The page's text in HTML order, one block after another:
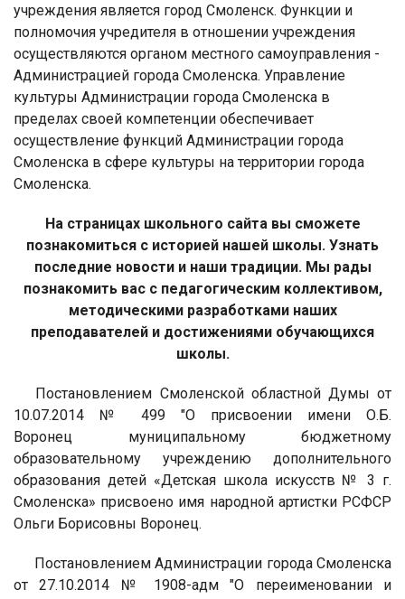
учреждения является город Смоленск. Функции и
полномочия учредителя в отношении учреждения
осуществляются органом местного самоуправления -
Администрацией города Смоленска. Управление
культуры Администрации города Смоленска в
пределах своей компетенции обеспечивает
осуществление функций Администрации города
Смоленска в сфере культуры на территории города
Смоленска.
На страницах школьного сайта вы сможете
познакомиться с историей нашей школы. Узнать
последние новости и наши традиции. Мы рады
познакомить вас с педагогическим коллективом,
методическими разработками наших
преподавателей и достижениями обучающихся
школы.
Постановлением Смоленской областной Думы от
10.07.2014 № 499 "О присвоении имени О.Б.
Воронец муниципальному бюджетному
образовательному учреждению дополнительного
образования детей «Детская школа искусств № 3 г.
Смоленска» присвоено имя народной артистки РСФСР
Ольги Борисовны Воронец.
Постановлением Администрации города Смоленска
от 27.10.2014 № 1908-адм "О переименовании и